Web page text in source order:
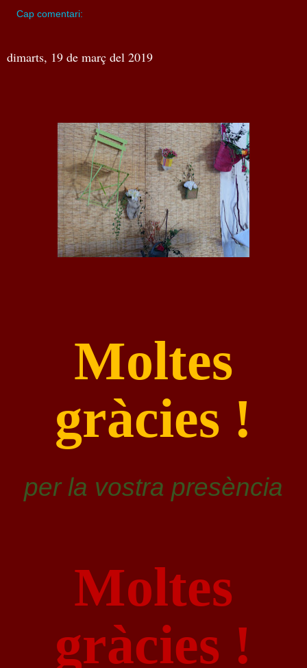
Cap comentari:
dimarts, 19 de març del 2019
Moltes
gràcies !
per la vostra presència
Moltes
gràcies !